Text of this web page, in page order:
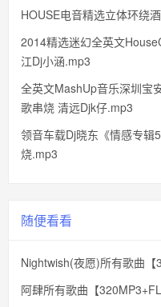
HOUSE电音精选立体环绕
2014精选迷幻全英文
江Dj小涵.mp3
全英文MashUp音乐深圳宝
歌串烧 清远Djk仔.mp3
领音车载Dj晓东《情感专辑
烧.mp3
随便看看
Nightwish(夜愿)所有歌曲
阿肆所有歌曲【